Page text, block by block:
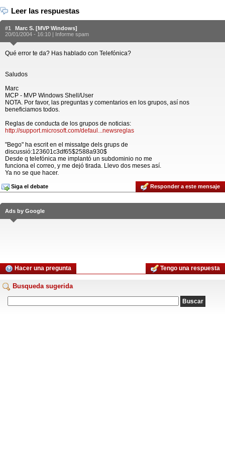
Leer las respuestas
#1
Marc S. [MVP Windows]
20/01/2004 - 16:10 | Informe spam
Qué error te da? Has hablado con Telefónica?
Saludos
Marc
MCP - MVP Windows Shell/User
NOTA. Por favor, las preguntas y comentarios en los grupos, así nos
beneficiamos todos.
Reglas de conducta de los grupos de noticias:
http://support.microsoft.com/defaul...newsreglas
"Bego" ha escrit en el missatge dels grups de
discussió:123601c3df65$2588a930$
Desde q telefónica me implantó un subdominio no me
funciona el correo, y me dejó tirada. Llevo dos meses así.
Ya no se que hacer.
Siga el debate Responder a este mensaje
Ads by Google
Hacer una pregunta Tengo una respuesta
Busqueda sugerida